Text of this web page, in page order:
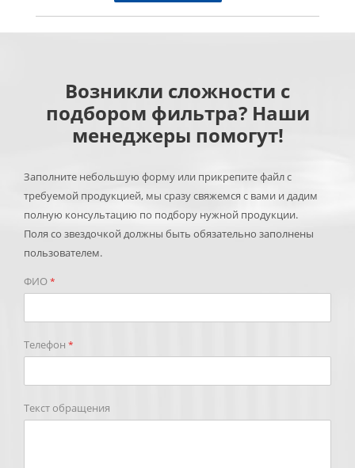
Возникли сложности с
подбором фильтра? Наши
менеджеры помогут!
Заполните небольшую форму или прикрепите файл с
требуемой продукцией, мы сразу свяжемся с вами и дадим
полную консультацию по подбору нужной продукции.
Поля со звездочкой должны быть обязательно заполнены
пользователем.
ФИО*
Телефон *
Текст обращения